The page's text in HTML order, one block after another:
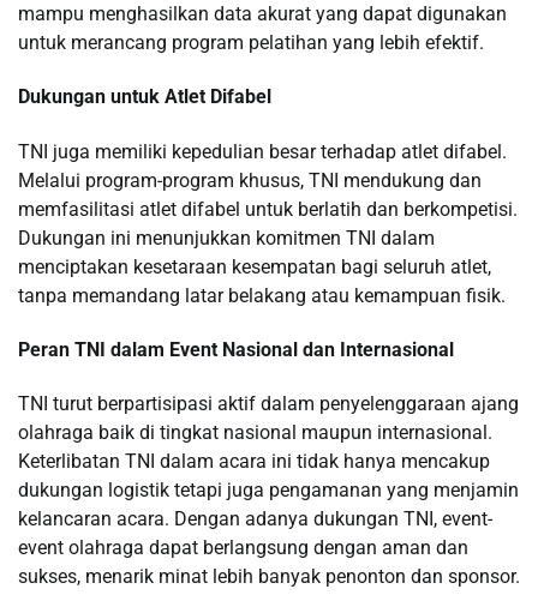
mampu menghasilkan data akurat yang dapat digunakan
untuk merancang program pelatihan yang lebih efektif.
Dukungan untuk Atlet Difabel
TNI juga memiliki kepedulian besar terhadap atlet difabel.
Melalui program-program khusus, TNI mendukung dan
memfasilitasi atlet difabel untuk berlatih dan berkompetisi.
Dukungan ini menunjukkan komitmen TNI dalam
menciptakan kesetaraan kesempatan bagi seluruh atlet,
tanpa memandang latar belakang atau kemampuan fisik.
Peran TNI dalam Event Nasional dan Internasional
TNI turut berpartisipasi aktif dalam penyelenggaraan ajang
olahraga baik di tingkat nasional maupun internasional.
Keterlibatan TNI dalam acara ini tidak hanya mencakup
dukungan logistik tetapi juga pengamanan yang menjamin
kelancaran acara. Dengan adanya dukungan TNI, event-
event olahraga dapat berlangsung dengan aman dan
sukses, menarik minat lebih banyak penonton dan sponsor.